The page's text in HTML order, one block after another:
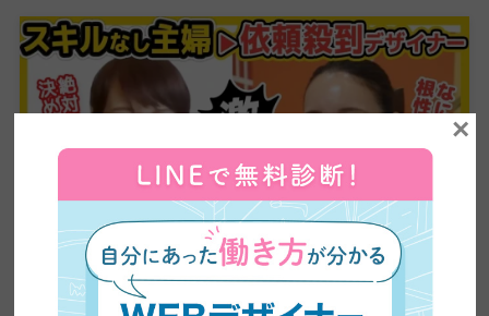
【超有益】平凡な主婦がビジネスセミナーに乗り込み
×